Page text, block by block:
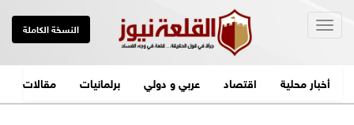
النسخة الكاملة
أخبار محلية اقتصاد عربي و دولي برلمانيات مقالات